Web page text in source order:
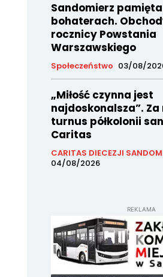
Sandomierz
bohaterach.
rocznicy Powstania
Warszawskiego
Społeczeństwo 03/08/
„Miłość czynna jest
najdoskonalsza”. Za
turnus półkolonii
Caritas
CARITAS DIECEZJI
04/08/2026
REKLAMA